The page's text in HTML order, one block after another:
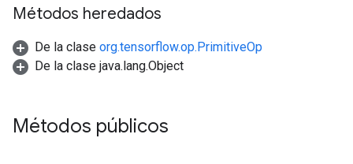
Métodos heredados
De la clase org.tensorflow.op.PrimitiveOp
De la clase java.lang.Object
Métodos públicos